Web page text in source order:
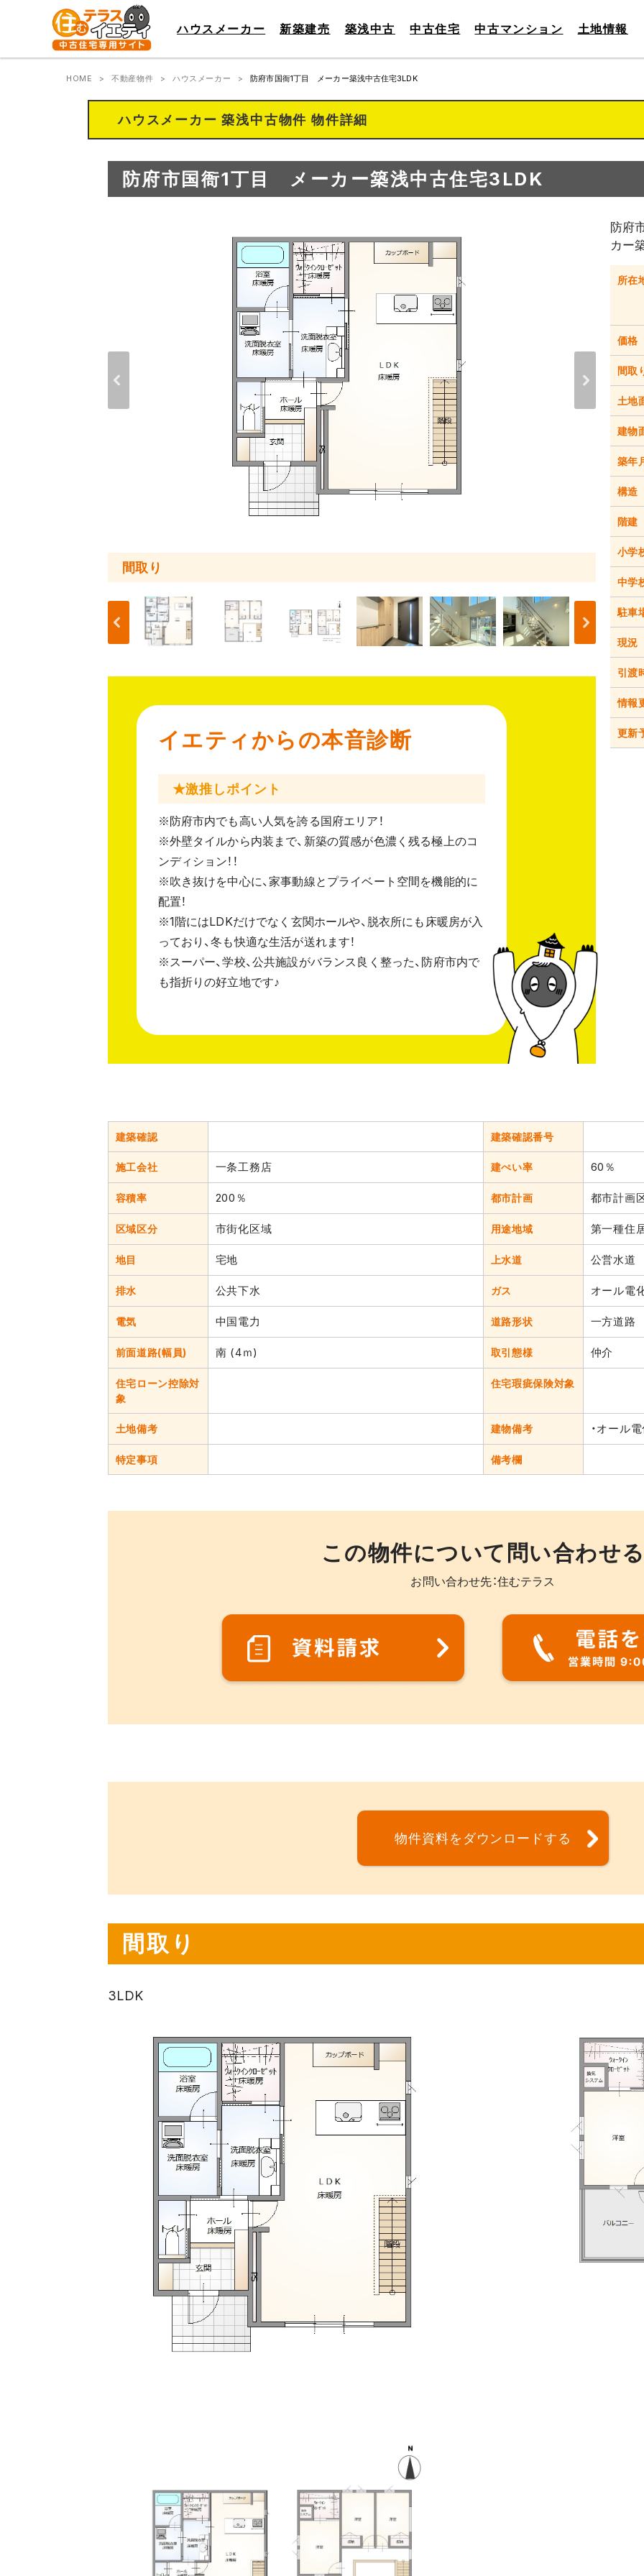
ハウスメーカー 新築建売 築浅中古 中古住宅 中古マンション 土地情報
HOME 不動産物件 ハウスメーカー 防府市国衙1丁目 メーカー築浅中古住宅3LDK
ハウスメーカー 築浅中古物件 物件詳細
防府市国衙1丁目 メーカー築浅中古住宅3LDK
外観・内観
間取り
間取り
間取り
外観・内観
外観・内観
外観・内観
外観・内観
外観・内観
外観・内観
外観・内観
外観・内観
外観・内観
外観・内観
外観・内観
外観・内観
外観・内観
外観・内観
外観・内観
イエティからの本音診断
★激推しポイント
※防府市内でも高い人気を誇る国府エリア！
※外壁タイルから内装まで、新築の質感が色濃く残る極上のコ
ンディション！！
※吹き抜けを中心に、家事動線とプライベート空間を機能的に
配置！
※1階にはLDKだけでなく玄関ホールや、脱衣所にも床暖房が入
っており、冬も快適な生活が送れます！
※スーパー、学校、公共施設がバランス良く整った、防府市内で
も指折りの好立地です♪
防府
カー
所在
価格
間取
土地
建物
築年
構造
階建
小学
中学
駐車
現況
引渡
情報
更新
建築確認 建築確認番号
施工会社 一条工務店 建ぺい率 60％
容積率 200％ 都市計画 都市計画
区域区分 市街化区域 用途地域 第一種住
地目 宅地 上水道 公営水道
排水 公共下水 ガス オール電
電気 中国電力 道路形状 一方道路
前面道路(幅員) 南 (4ｍ) 取引態様 仲介
住宅ローン控除対
象
住宅瑕疵保険対象
土地備考 建物備考 ・オール
特定事項 備考欄
この物件について問い合わせる
お問い合わせ先：住むテラス
物件資料をダウンロードする
間取り
3LDK